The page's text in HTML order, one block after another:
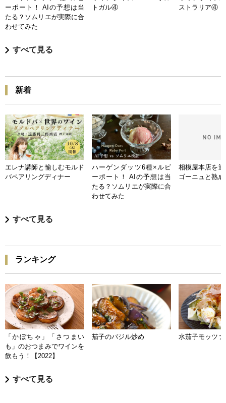
ーポート！ AIの予想は当
たる？ソムリエが実際に合
わせてみた
トガル④
ストラリア④
すべて見る
新着
エレナ講師と愉しむモルド
バペアリングディナー
ハーゲンダッツ6種×ルビ
ーポート！ AIの予想は当
たる？ソムリエが実際に合
わせてみた
相模屋本店を
ゴーニュと熟
すべて見る
ランキング
「かぼちゃ」「さつまい
も」のおつまみでワインを
飲もう！【2022】
茄子のバジル炒め 水茄子モッツァ
すべて見る